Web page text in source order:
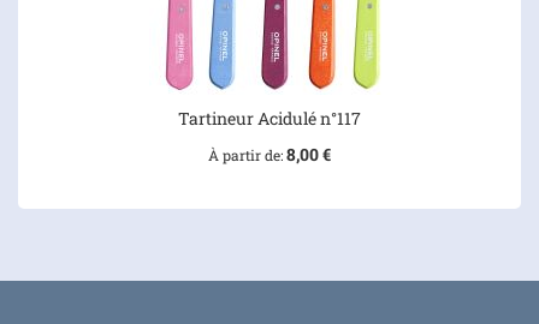
Tartineur Acidulé n°117
À partir de 8,00 €